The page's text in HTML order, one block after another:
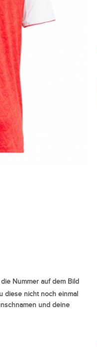
Nummer auf dem Bild
diese nicht noch einmal
und deine